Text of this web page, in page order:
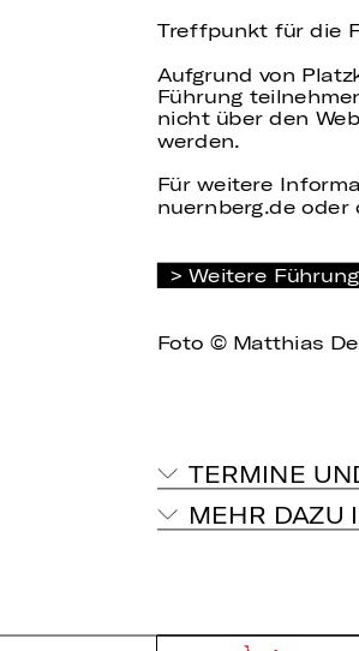
Treffpunkt für die
Aufgrund von
Führung
nicht über den
werden.
Für weitere
nuernberg.de oder
Weitere
Foto © Matthias
TERMINE
MEHR DAZU